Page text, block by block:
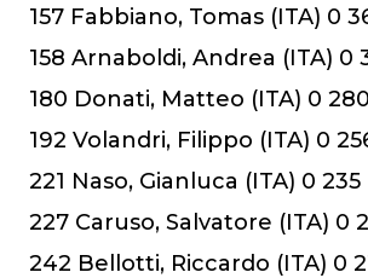
157 Fabbiano, Tomas (ITA) 0
158 Arnaboldi, Andrea (ITA) 0
180 Donati, Matteo (ITA) 0 280
192 Volandri, Filippo (ITA) 0
221 Naso, Gianluca (ITA) 0 235
227 Caruso, Salvatore (ITA) 0
242 Bellotti, Riccardo (ITA) 0